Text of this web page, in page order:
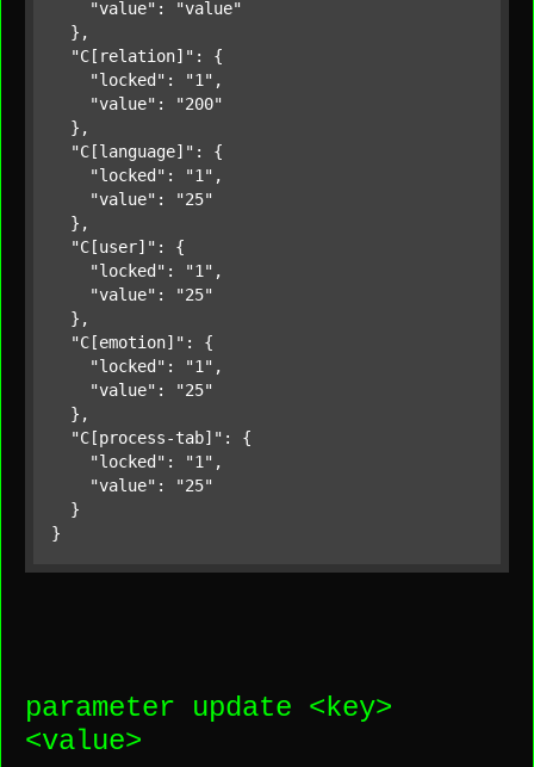
"value" :
"value"
  },
"C[relation]" : {
"locked" : "1" ,
"value" :
"200"
  },
"C[language]" : {
"locked" : "1" ,
"value" :
"25"
  },
"C[user]" : {
"locked" : "1" ,
"value" :
"25"
  },
"C[emotion]" : {
"locked" : "1" ,
"value" :
"25"
  },
"C[process-tab]" : {
"locked" : "1" ,
"value" :
"25"
  }
}
parameter update <key>
<value>